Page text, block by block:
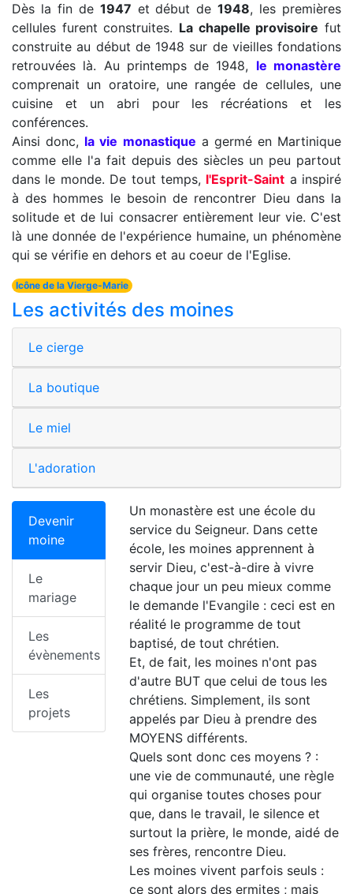
Dès la fin de 1947 et début de1948, les premières
cellules furent construites. La chapelle provisoire fut
construite au début de 1948 sur de vieilles fondations
retrouvées là. Au printemps de 1948, le monastère
comprenait un oratoire, une rangée de cellules, une
cuisine et un abri pour les récréations et les
conférences.
Ainsi donc, la vie monastique a germé en Martinique
comme elle l'a fait depuis des siècles un peu partout
dans le monde. De tout temps, l'Esprit-Saint a inspiré
à des hommes le besoin de rencontrer Dieu dans la
solitude et de lui consacrer entièrement leur vie. C'est
là une donnée de l'expérience humaine, un phénomène
qui se vérifie en dehors et au coeur de l'Eglise.
Icône de la Vierge-Marie
Les activités des moines
Le cierge
La boutique
Le miel
L'adoration
Devenir
moine
Le
mariage
Les
évènements
Les
projets
Un monastère est une école du
service du Seigneur. Dans cette
école, les moines apprennent à
servir Dieu, c'est-à-dire à vivre
chaque jour un peu mieux comme
le demande l'Evangile : ceci est en
réalité le programme de tout
baptisé, de tout chrétien.
Et, de fait, les moines n'ont pas
d'autre BUT que celui de tous les
chrétiens. Simplement, ils sont
appelés par Dieu à prendre des
MOYENS différents.
Quels sont donc ces moyens ? :
une vie de communauté, une règle
qui organise toutes choses pour
que, dans le travail, le silence et
surtout la prière, le monde, aidé de
ses frères, rencontre Dieu.
Les moines vivent parfois seuls :
ce sont alors des ermites ; mais